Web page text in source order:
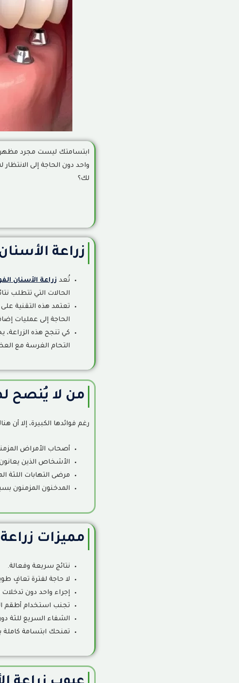
ما هو الفرق بين الزراعة التقليدية والفورية
ابتسامة هوليود في جدة: الدليل الشامل قبل اتخاذ القرار
أفضل أنواع تقويم الأسنان: الدليل الشامل لاختيار النوع المناسب لحالتك
ابتسامتك ليست مجرد
واحد دون الحاجة إلى
لك؟
زراعة
تُعد زراعة الأسنان
الحالات التي تتطلب
تعتمد هذه التقنية
الحاجة إلى عمليات
كي تنجح هذه الزراعة،
التحام الغرسة مع
من لا يُنصح
رغم فوائدها الكبيرة، إلا
أصحاب الأمراض
الأشخاص الذين
مرضى التهابات اللثة
المدخنون المزمنون
مميزات
نتائج سريعة وفعالة.
لا حاجة لفترة تعافٍ
إجراء واحد دون تدخلات
تجنب استخدام أطقم
الشفاء السريع للثة
تمنحك ابتسامة